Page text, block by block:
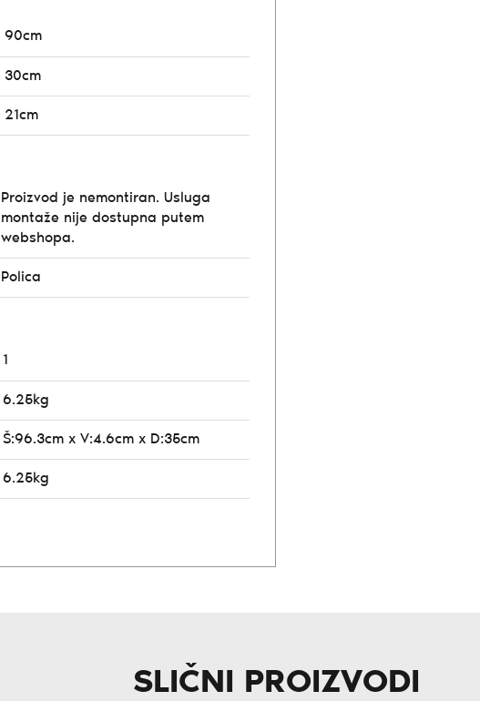
90cm
30cm
21cm
Proizvod je nemontiran. Usluga
montaže nije dostupna putem
webshopa.
Polica
1
6.25kg
Š:96.3cm x V:4.6cm x D:35cm
6.25kg
SLIČNI PROIZVODI